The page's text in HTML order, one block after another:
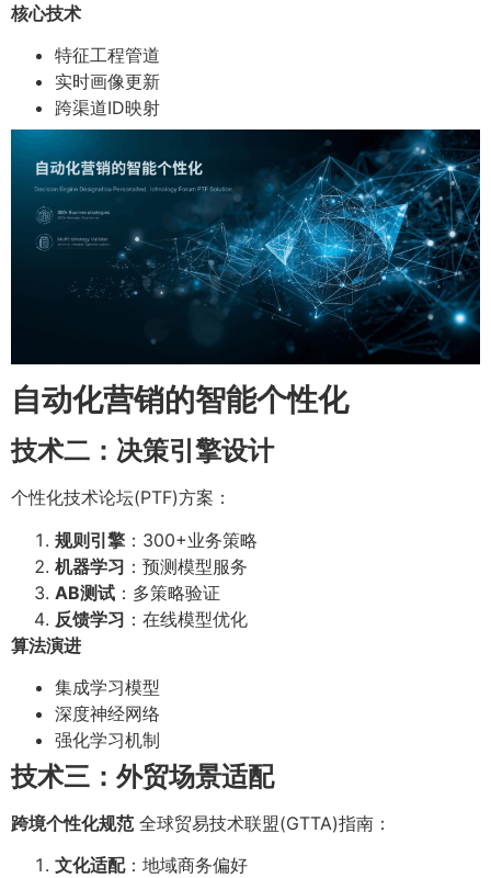
核心技术
特征工程管道
实时画像更新
跨渠道ID映射
自动化营销的智能个性化
技术二：决策引擎设计
个性化技术论坛(PTF)方案：
规则引擎 ：300+业务策略
机器学习 ：预测模型服务
AB测试 ：多策略验证
反馈学习 ：在线模型优化
算法演进
集成学习模型
深度神经网络
强化学习机制
技术三：外贸场景适配
跨境个性化规范全球贸易技术联盟(GTTA)指南：
文化适配：地域商务偏好